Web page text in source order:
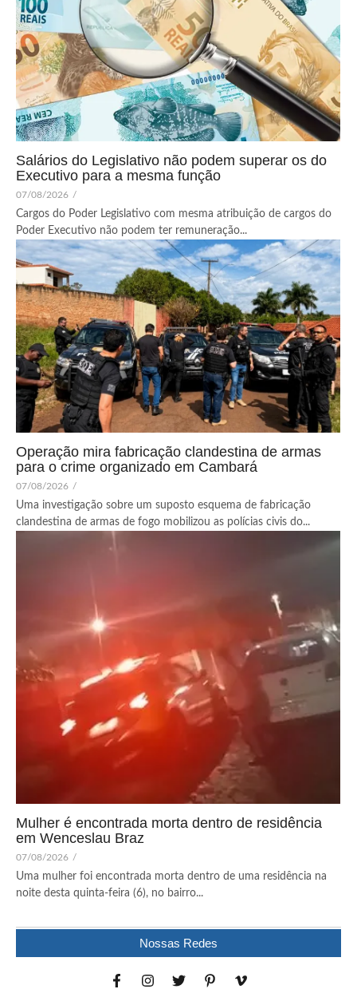
Salários do Legislativo não podem superar os do
Executivo para a mesma função
07/08/2026 /
Cargos do Poder Legislativo com mesma atribuição de cargos do
Poder Executivo não podem ter remuneração...
Operação mira fabricação clandestina de armas
para o crime organizado em Cambará
07/08/2026 /
Uma investigação sobre um suposto esquema de fabricação
clandestina de armas de fogo mobilizou as polícias civis do...
Mulher é encontrada morta dentro de residência
em Wenceslau Braz
07/08/2026 /
Uma mulher foi encontrada morta dentro de uma residência na
noite desta quinta-feira (6), no bairro...
Nossas Redes